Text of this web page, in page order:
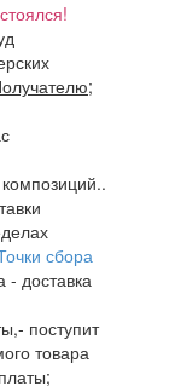
;
сбора
- доставка
поступит
товара